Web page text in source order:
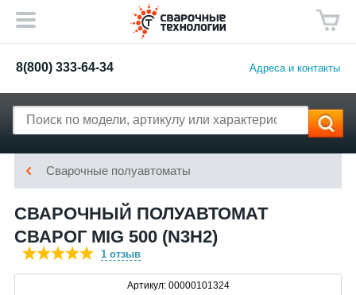
8(800) 333-64-34 Адреса и контакты
Сварочные полуавтоматы
СВАРОЧНЫЙ ПОЛУАВТОМАТ
СВАРОГ MIG 500 (N3H2)
1 отзыв
Артикул: 00000101324